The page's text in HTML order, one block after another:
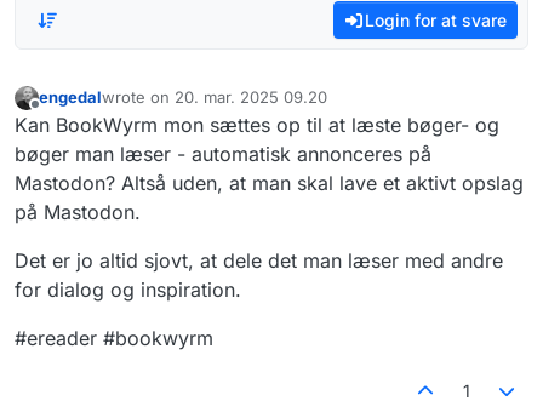
Login for at svare
Offline
engedalwrote on 20. mar. 2025 09.20
sidst redigeret af
Kan BookWyrm mon sættes op til at læste bøger- og
bøger man læser - automatisk annonceres på
Mastodon? Altså uden, at man skal lave et aktivt opslag
på Mastodon.
Det er jo altid sjovt, at dele det man læser med andre
for dialog og inspiration.
#ereader #bookwyrm
1